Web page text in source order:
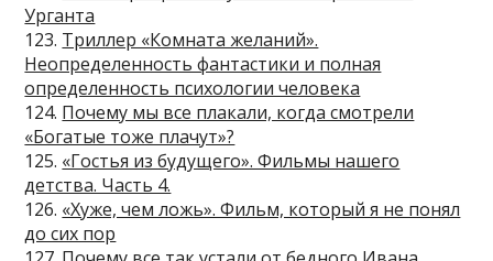
Урганта
123. Триллер «Комната желаний».
Неопределенность фантастики и полная
определенность психологии человека
124. Почему мы все плакали, когда смотрели
«Богатые тоже плачут»?
125. «Гостья из будущего». Фильмы нашего
детства. Часть 4.
126. «Хуже, чем ложь». Фильм, который я не понял
до сих пор